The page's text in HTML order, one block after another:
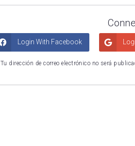
Login With Facebook
Tu dirección de correo electrónico no será